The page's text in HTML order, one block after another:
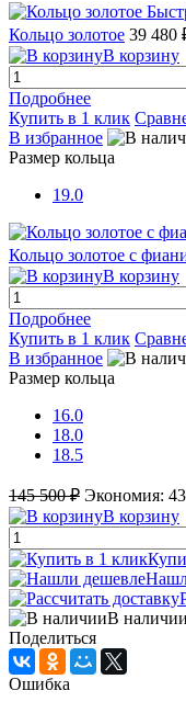
Кольцо золотое 39 480
В корзину
Подробнее
Купить в 1 клик
В избранное
Размер кольца
19.0
Кольцо золотое с
В корзину
Подробнее
Купить в 1 клик
В избранное
Размер кольца
16.0
18.0
18.5
145 500 ₽ Экономия:
В корзину
В наличии
Поделиться
Ошибка